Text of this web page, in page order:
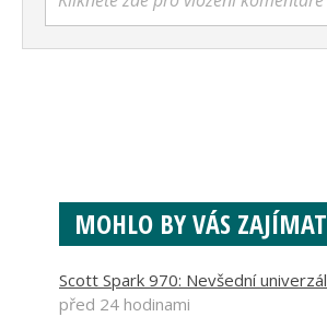
MOHLO BY VÁS ZAJÍMAT
Scott Spark 970: Nevšední univerzál
před 24 hodinami